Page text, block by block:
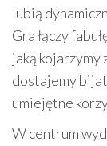
lubią
Gra łączy
jaką kojarzymy
dostajemy
umiejętne
W centrum